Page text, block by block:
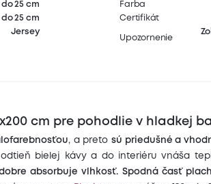
do 25 cm
do 25 cm
Jersey
Farba
Certifikát
Upozornenie
cm pre pohodlie v hladkej
, a pretosú priedušné a
bielej kávy a do interiéru vnáša
absorbuje vlhkosť. Spodná časť